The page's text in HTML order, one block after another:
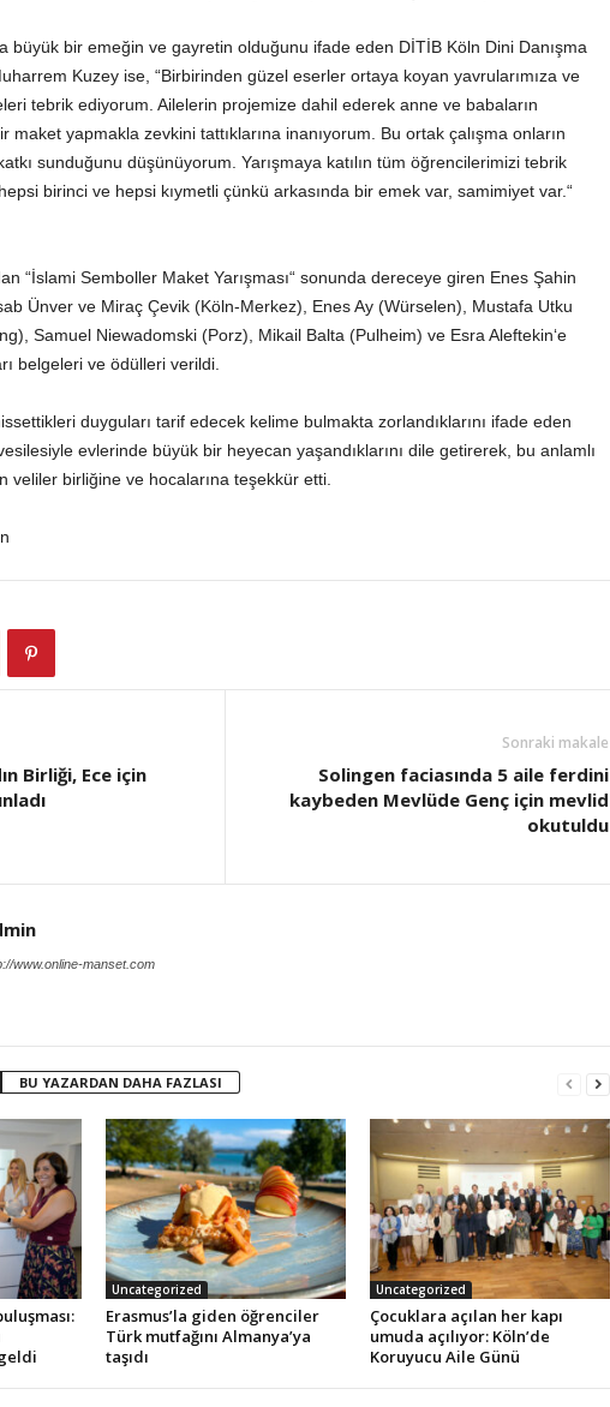
büyük bir emeğin ve gayretin olduğunu ifade eden DİTİB Köln Dini Danışma
Kuzey ise, “Birbirinden güzel eserler ortaya koyan yavrularımıza ve
tebrik ediyorum. Ailelerin projemize dahil ederek anne ve babaların
maket yapmakla zevkini tattıklarına inanıyorum. Bu ortak çalışma onların
sunduğunu düşünüyorum. Yarışmaya katılın tüm öğrencilerimizi tebrik
birinci ve hepsi kıymetli çünkü arkasında bir emek var, samimiyet var.“
“İslami Semboller Maket Yarışması“ sonunda dereceye giren Enes Şahin
Ünver ve Miraç Çevik (Köln-Merkez), Enes Ay (Würselen), Mustafa Utku
Samuel Niewadomski (Porz), Mikail Balta (Pulheim) ve Esra Aleftekin‘e
belgeleri ve ödülleri verildi.
duyguları tarif edecek kelime bulmakta zorlandıklarını ifade eden
evlerinde büyük bir heyecan yaşandıklarını dile getirerek, bu anlamlı
veliler birliğine ve hocalarına teşekkür etti.
Birliği, Ece için
Sonraki makale
Solingen faciasında 5 aile ferdini
kaybeden Mevlüde Genç için mevlid
okutuldu
www.online-manset.com
BU YAZARDAN DAHA FAZLASI
Uncategorized
Erasmus’la giden öğrenciler
Türk mutfağını Almanya’ya
taşıdı
Uncategorized
Çocuklara açılan her kapı
umuda açılıyor: Köln’de
Koruyucu Aile Günü